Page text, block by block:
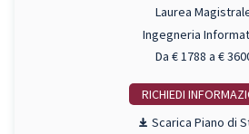
Laurea
Ingegneria
Da € 1788 a €
RICHIEDI INFO
Piano di